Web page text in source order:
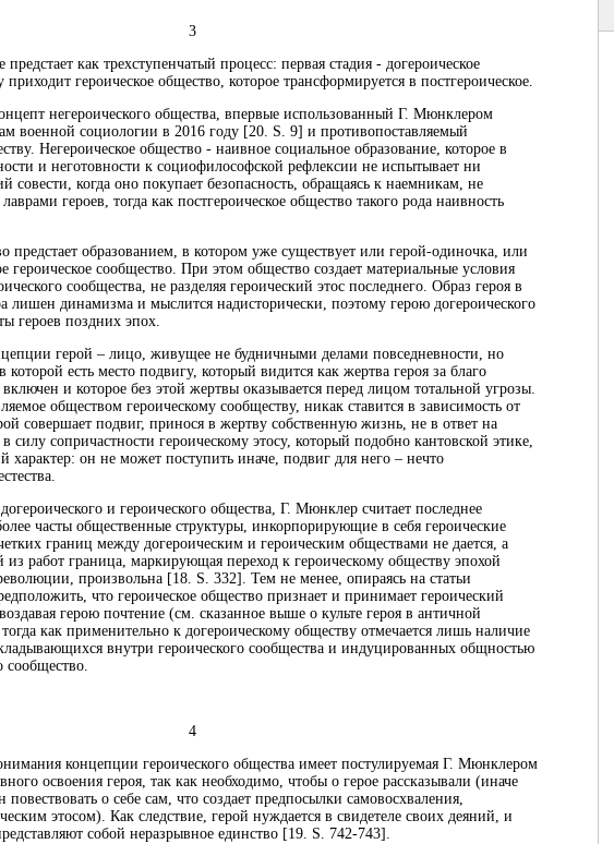
3
как трехступенчатый процесс: первая стадия - догероическое
героическое общество, которое трансформируется в постгероическое.
негероического общества, впервые использованный Г. Мюнклером
военной социологии в 2016 году [20. S. 9] и противопоставляемый
Негероическое общество - наивное социальное образование, которое в
и неготовности к социофилософской рефлексии не испытывает ни
совести, когда оно покупает безопасность, обращаясь к наемникам, не
героев, тогда как постгероическое общество такого рода наивность
предстает образованием, в котором уже существует или герой-одиночка, или
героическое сообщество. При этом общество создает материальные условия
сообщества, не разделяя героический этос последнего. Образ героя в
динамизма и мыслится надисторически, поэтому герою догероического
героев поздних эпох.
герой – лицо, живущее не будничными делами повседневности, но
есть место подвигу, который видится как жертва героя за благо
и которое без этой жертвы оказывается перед лицом тотальной угрозы.
обществом героическому сообществу, никак ставится в зависимость от
совершает подвиг, принося в жертву собственную жизнь, не в ответ на
силу сопричастности героическому этосу, который подобно кантовской этике,
характер: он не может поступить иначе, подвиг для него – нечто
и героического общества, Г. Мюнклер считает последнее
часты общественные структуры, инкорпорирующие в себя героические
границ между догероическим и героическим обществами не дается, а
работ граница, маркирующая переход к героическому обществу эпохой
произвольна [18. S. 332]. Тем не менее, опираясь на статьи
что героическое общество признает и принимает героический
герою почтение (см. сказанное выше о культе героя в античной
как применительно к догероическому обществу отмечается лишь наличие
внутри героического сообщества и индуцированных общностью
сообщество.
4
концепции героического общества имеет постулируемая Г. Мюнклером
освоения героя, так как необходимо, чтобы о герое рассказывали (иначе
о себе сам, что создает предпосылки самовосхваления,
этосом). Как следствие, герой нуждается в свидетеле своих деяний, и
собой неразрывное единство [19. S. 742-743].